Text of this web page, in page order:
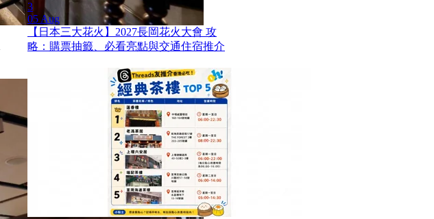
3
05 Aug
【日本三大花火】2027長岡花火大會 攻
略：購票抽籤、必看亮點與交通住宿推介